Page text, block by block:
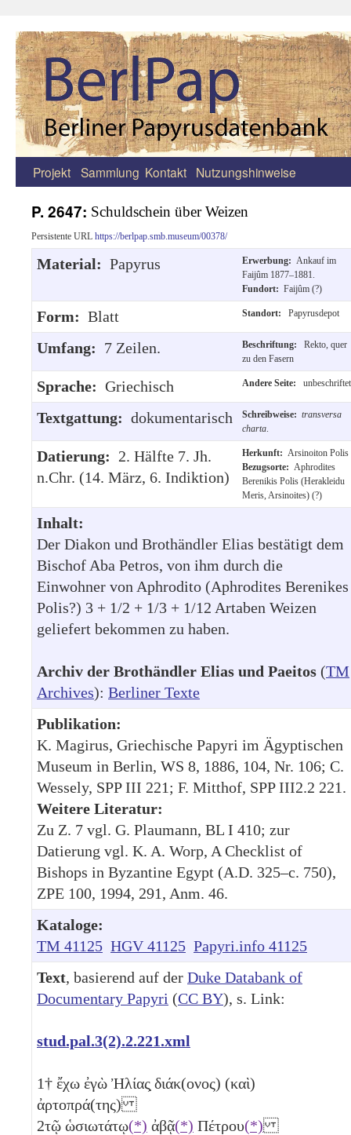
Zum
springen
Projekt Sammlung Kontakt Nutzungshinweise
P. 2647: Schuldschein über Weizen
Persistente URL https://berlpap.smb.museum/00378/
Material: Papyrus Erwerbung: Ankauf im
Faijûm 1877–1881.
Fundort: Faijûm (?)
Form: Blatt Standort: Papyrusdepot
Umfang: 7 Zeilen. Beschriftung:
Rekto, quer
zu den Fasern
Sprache: Griechisch Andere Seite: unbeschriftet
Textgattung: dokumentarisch Schreibweise: transversa
charta
Datierung: 2. Hälfte 7. Jh.
n.Chr. (14. März, 6. Indiktion)
Herkunft: Arsinoiton Polis
Bezugsorte: Aphrodites
Berenikis Polis (Herakleidu
Meris, Arsinoites) (?)
Inhalt:
Der Diakon und Brothändler Elias bestätigt dem
Bischof Aba Petros, von ihm durch die
Einwohner von Aphrodito (Aphrodites Berenikes
Polis?) 3 + 1/2 + 1/3 + 1/12 Artaben Weizen
geliefert bekommen zu haben.
Archiv der Brothändler Elias und Paeitos (TM
Archives): Berliner Texte
Publikation:
K. Magirus, Griechische Papyri im Ägyptischen
Museum in Berlin, WS 8, 1886, 104, Nr. 106; C.
Wessely, SPP III 221; F. Mitthof, SPP III2.2 221.
Weitere Literatur:
Zu Z. 7 vgl. G. Plaumann, BL I 410; zur
Datierung vgl. K. A. Worp, A Checklist of
Bishops in Byzantine Egypt (A.D. 325–c. 750),
ZPE 100, 1994, 291, Anm. 46.
Kataloge:
TM 41125 HGV 41125 Papyri.info 41125
Text, basierend auf der Duke Databank of
Documentary Papyri (CC BY), s. Link:
stud.pal.3(2).2.221.xml
1† ἔχω ἐγὼ Ἠλίας̣ διάκ(ονος) (καὶ)
ἀρτοπρά(της)
2τῷ ὡσιωτάτῳ(*) ἀβᾷ(*) Πέτρου(*)